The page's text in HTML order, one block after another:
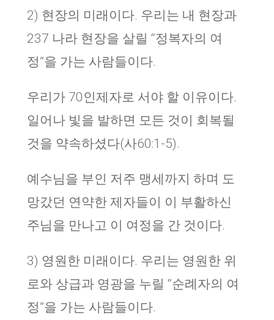
2) 현장의 미래이다. 우리는 내 현장과
237 나라 현장을 살릴 “정복자의 여
정”을 가는 사람들이다.
우리가 70인제자로 서야 할 이유이다.
일어나 빛을 발하면 모든 것이 회복될
것을 약속하셨다(사60:1-5).
예수님을 부인 저주 맹세까지 하며 도
망갔던 연약한 제자들이 이 부활하신
주님을 만나고 이 여정을 간 것이다.
3) 영원한 미래이다. 우리는 영원한 위
로와 상급과 영광을 누릴 “순례자의 여
정”을 가는 사람들이다.